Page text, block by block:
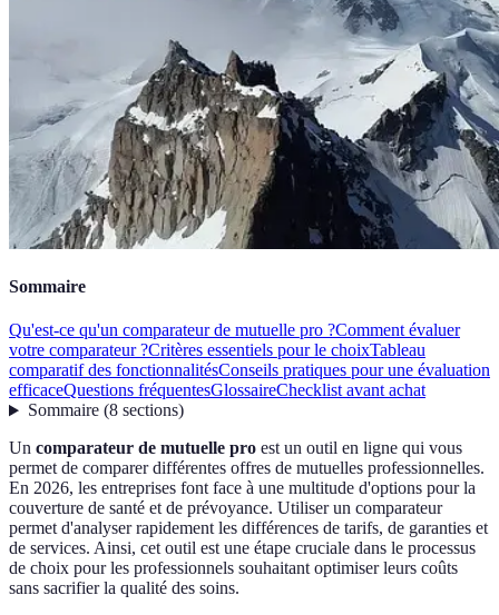
Sommaire
Qu'est-ce qu'un comparateur de mutuelle pro ?Comment évaluer
votre comparateur ?Critères essentiels pour le choixTableau
comparatif des fonctionnalitésConseils pratiques pour une évaluation
efficaceQuestions fréquentesGlossaireChecklist avant achat
Sommaire(8 sections)
Un comparateur de mutuelle pro est un outil en ligne qui vous
permet de comparer différentes offres de mutuelles professionnelles.
En 2026, les entreprises font face à une multitude d'options pour la
couverture de santé et de prévoyance. Utiliser un comparateur
permet d'analyser rapidement les différences de tarifs, de garanties et
de services. Ainsi, cet outil est une étape cruciale dans le processus
de choix pour les professionnels souhaitant optimiser leurs coûts
sans sacrifier la qualité des soins.